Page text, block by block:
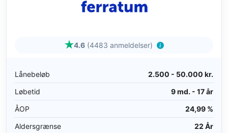
4.6 (4483 anmeldelser)
Lånebeløb
2.500 - 50.000 kr.
Løbetid
9 md. - 17 år
ÅOP
24,99 %
Aldersgrænse
22 År